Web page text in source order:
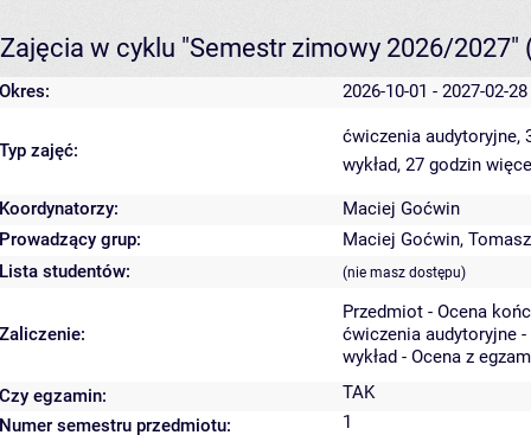
Zajęcia w cyklu "Semestr zimowy 2026/2027"
Okres: 2026-10-01 - 2027-02-28
Typ zajęć:
ćwiczenia audytoryjne,
wykład, 27 godzin
Koordynatorzy:
Maciej Goćwin
Prowadzący grup:
Maciej Goćwin,
Lista studentów:
(nie masz dostępu)
Zaliczenie:
Przedmiot - Ocena
ćwiczenia audytoryjne
wykład - Ocena z
Czy egzamin:
TAK
Numer semestru przedmiotu:
1